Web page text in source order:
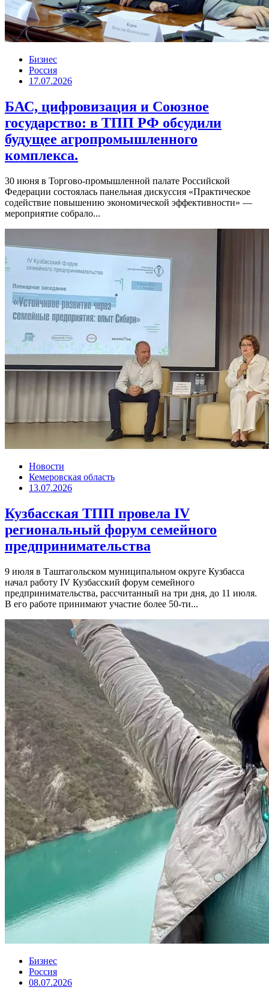
Бизнес
Россия
17.07.2026
БАС, цифровизация и Союзное
государство: в ТПП РФ обсудили
будущее агропромышленного
комплекса.
30 июня в Торгово-промышленной палате Российской
Федерации состоялась панельная дискуссия «Практическое
содействие повышению экономической эффективности» —
мероприятие собрало...
Новости
Кемеровская область
13.07.2026
Кузбасская ТПП провела IV
региональный форум семейного
предпринимательства
9 июля в Таштагольском муниципальном округе Кузбасса
начал работу IV Кузбасский форум семейного
предпринимательства, рассчитанный на три дня, до 11 июля.
В его работе принимают участие более 50-ти...
Бизнес
Россия
08.07.2026